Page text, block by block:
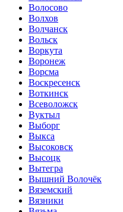
Волосово
Волхов
Волчанск
Вольск
Воркута
Воронеж
Ворсма
Воскресенск
Воткинск
Всеволожск
Вуктыл
Выборг
Выкса
Высоковск
Высоцк
Вытегра
Вышний Волочёк
Вяземский
Вязники